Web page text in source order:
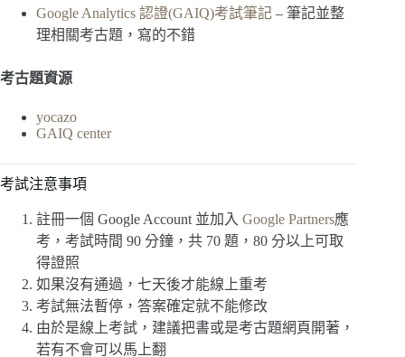
Google Analytics 認證(GAIQ)考試筆記 – 筆記並整
理相關考古題，寫的不錯
考古題資源
yocazo
GAIQ center
考試注意事項
註冊一個 Google Account 並加入 Google Partners應
考，考試時間 90 分鐘，共 70 題，80 分以上可取
得證照
如果沒有通過，七天後才能線上重考
考試無法暫停，答案確定就不能修改
由於是線上考試，建議把書或是考古題網頁開著，
若有不會可以馬上翻